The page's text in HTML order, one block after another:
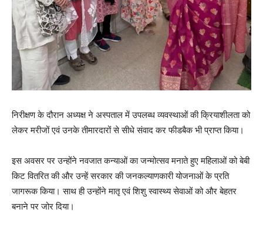
निरीक्षण के दौरान अध्यक्ष ने अस्पताल में उपलब्ध व्यवस्थाओं की क्रियाशीलता को
लेकर मरीजों एवं उनके तीमारदारों से सीधे संवाद कर फीडबैक भी प्राप्त किया।
इस अवसर पर उन्होंने नवजात कन्याओं का जन्मोत्सव मनाते हुए महिलाओं को बेबी
किट वितरित की और उन्हें सरकार की जनकल्याणकारी योजनाओं के प्रति
जागरूक किया। साथ ही उन्होंने मातृ एवं शिशु स्वास्थ्य सेवाओं को और बेहतर
बनाने पर जोर दिया।